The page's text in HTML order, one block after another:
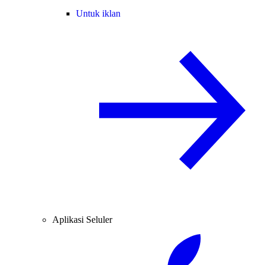
Untuk iklan
Aplikasi Seluler